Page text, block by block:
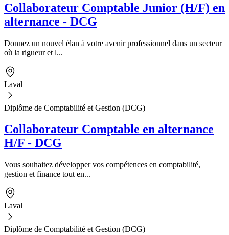
Collaborateur Comptable Junior (H/F) en
alternance - DCG
Donnez un nouvel élan à votre avenir professionnel dans un secteur
où la rigueur et l...
Laval
Diplôme de Comptabilité et Gestion (DCG)
Collaborateur Comptable en alternance
H/F - DCG
Vous souhaitez développer vos compétences en comptabilité,
gestion et finance tout en...
Laval
Diplôme de Comptabilité et Gestion (DCG)